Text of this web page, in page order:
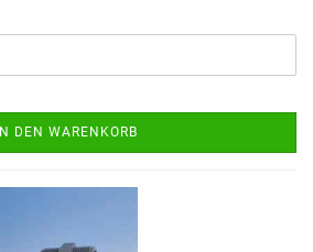
IN DEN WARENKORB